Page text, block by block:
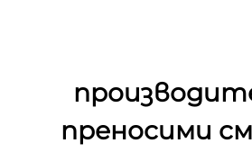
преносими